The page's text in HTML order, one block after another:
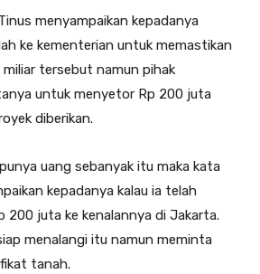
menyampaikan kepadanya
ke kementerian untuk memastikan
miliar tersebut namun pihak
untuk menyetor Rp 200 juta
diberikan.
uang sebanyak itu maka kata
kepadanya kalau ia telah
200 juta ke kenalannya di Jakarta.
menalangi itu namun meminta
tanah.